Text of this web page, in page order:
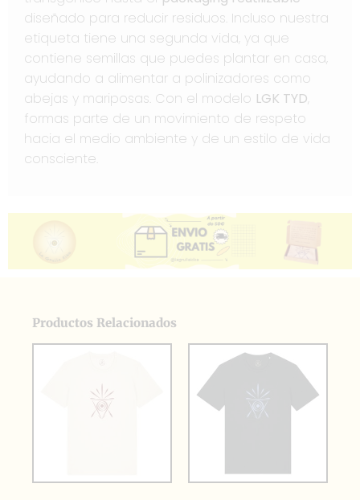
diseñado para reducir residuos. Incluso nuestra
etiqueta tiene una segunda vida, ya que
contiene semillas que puedes plantar en casa,
ayudando a alimentar a polinizadores como
abejas y mariposas. Con el modelo LGK TYD,
formas parte de un movimiento de respeto
hacia el medio ambiente y de un estilo de vida
consciente.
Productos Relacionados